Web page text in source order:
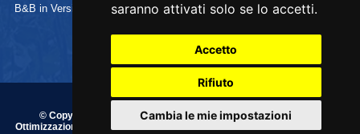
saranno attivati solo se lo accetti.
Accetto
Rifiuto
Cambia le mie impostazioni
B&B in Versilia
© Copyright 1995/2020 Commercializzazione, Indicizzazione e
Ottimizzazione by
Piramedia.it
- P.iva 01828200038 - Tutti i diritti riservati